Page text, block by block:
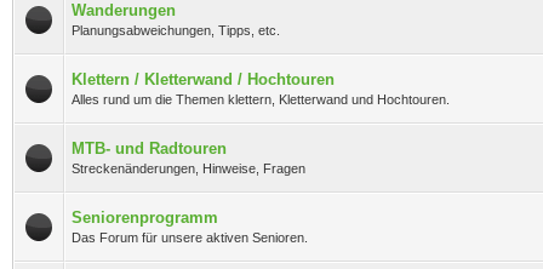
Wanderungen
Planungsabweichungen, Tipps, etc.
Klettern / Kletterwand / Hochtouren
Alles rund um die Themen klettern, Kletterwand und Hochtouren.
MTB- und Radtouren
Streckenänderungen, Hinweise, Fragen
Seniorenprogramm
Das Forum für unsere aktiven Senioren.